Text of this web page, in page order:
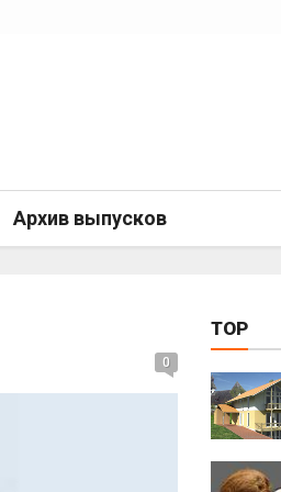
Архив выпусков
0
TOP